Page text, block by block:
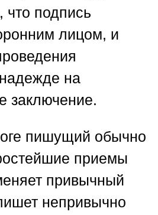
что подпись
лицом, и
на
заключение.
пишущий обычно
приемы
привычный
непривычно